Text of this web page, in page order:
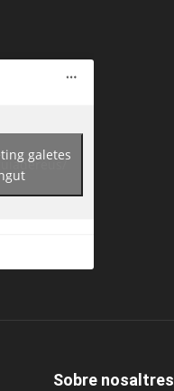
galetes
Sobre nosaltres